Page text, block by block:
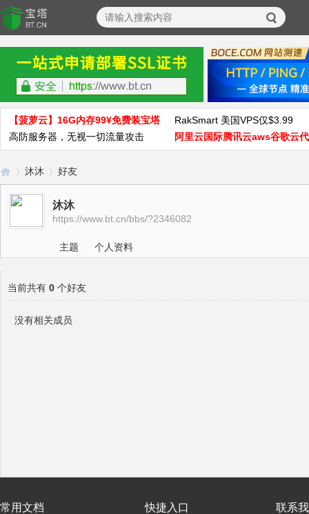
【菠萝云】16G内存99¥免费装宝塔
RakSmart 美国VPS仅$3.99
高防服务器，无视一切流量攻击
阿里云国际腾讯云aws谷歌云
宝
面
›
沐沐 好友
沐沐
https://www.bt.cn/bbs/?2346082
主题 个人资料
当前共有 0 个好友
没有相关成员
常用文档 快捷入口 联系